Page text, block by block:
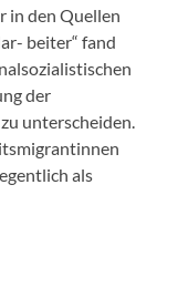
in den Quellen
beiter“ fand
der
unterscheiden.
als